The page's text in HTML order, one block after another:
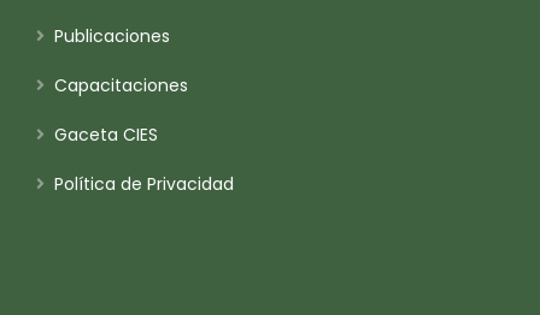
Publicaciones
Capacitaciones
Gaceta CIES
Política de Privacidad